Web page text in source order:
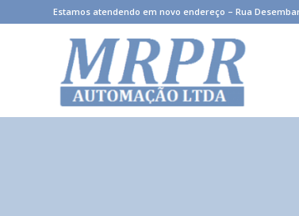
Estamos atendendo em novo endereço – Rua